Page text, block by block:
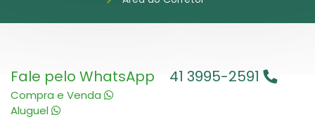
Fale pelo WhatsApp
Compra e Venda
Aluguel
41 3995-2591